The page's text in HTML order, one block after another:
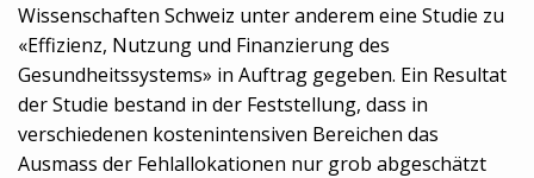
Wissenschaften Schweiz unter anderem eine Studie zu
«Effizienz, Nutzung und Finanzierung des
Gesundheitssystems» in Auftrag gegeben. Ein Resultat
der Studie bestand in der Feststellung, dass in
verschiedenen kostenintensiven Bereichen das
Ausmass der Fehlallokationen nur grob abgeschätzt